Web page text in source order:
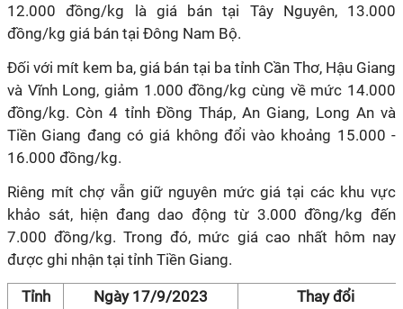
12.000 đồng/kg là giá bán tại Tây Nguyên, 13.000
đồng/kg giá bán tại Đông Nam Bộ.
Đối với mít kem ba, giá bán tại ba tỉnh Cần Thơ, Hậu Giang
và Vĩnh Long, giảm 1.000 đồng/kg cùng về mức 14.000
đồng/kg. Còn 4 tỉnh Đồng Tháp, An Giang, Long An và
Tiền Giang đang có giá không đổi vào khoảng 15.000 -
16.000 đồng/kg.
Riêng mít chợ vẫn giữ nguyên mức giá tại các khu vực
khảo sát, hiện đang dao động từ 3.000 đồng/kg đến
7.000 đồng/kg. Trong đó, mức giá cao nhất hôm nay
được ghi nhận tại tỉnh Tiền Giang.
Tỉnh
Ngày 17/9/2023 Thay đổi